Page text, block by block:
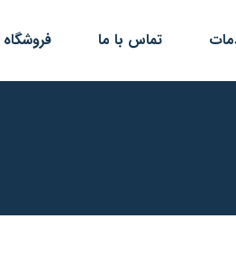
تماس با ما فروشگاه